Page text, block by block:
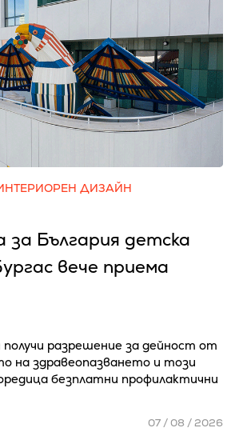
ДИЗАЙН
за България детска
вече приема
разрешение за дейност от
на здравеопазването и този
безплатни профилактични
07 / 08 / 2026